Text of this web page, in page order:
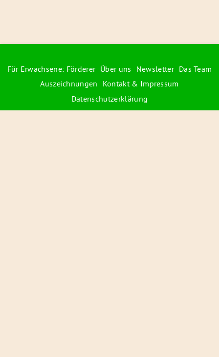
Für Erwachsene: Förderer Über uns Newsletter Das Team
Auszeichnungen
Kontakt & Impressum
Datenschutzerklärung